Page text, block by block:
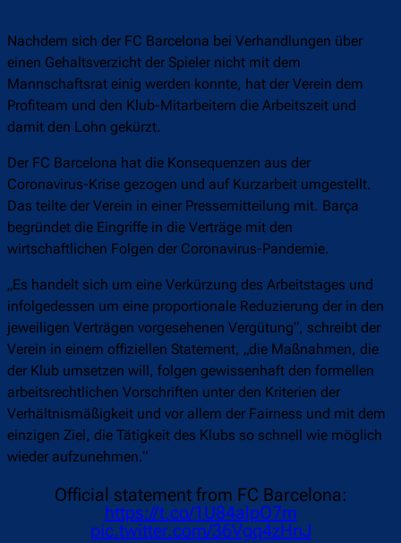
Nachdem sich der FC Barcelona bei Verhandlungen über
einen Gehaltsverzicht der Spieler nicht mit dem
Mannschaftsrat einig werden konnte, hat der Verein dem
Profiteam und den Klub-Mitarbeitern die Arbeitszeit und
damit den Lohn gekürzt.
Der FC Barcelona hat die Konsequenzen aus der
Coronavirus-Krise gezogen und auf Kurzarbeit umgestellt.
Das teilte der Verein in einer Pressemitteilung mit. Barça
begründet die Eingriffe in die Verträge mit den
wirtschaftlichen Folgen der Coronavirus-Pandemie.
„Es handelt sich um eine Verkürzung des Arbeitstages und
infolgedessen um eine proportionale Reduzierung der in den
jeweiligen Verträgen vorgesehenen Vergütung“, schreibt der
Verein in einem offiziellen Statement, „die Maßnahmen, die
der Klub umsetzen will, folgen gewissenhaft den formellen
arbeitsrechtlichen Vorschriften unter den Kriterien der
Verhältnismäßigkeit und vor allem der Fairness und mit dem
einzigen Ziel, die Tätigkeit des Klubs so schnell wie möglich
wieder aufzunehmen.“
Official statement from FC Barcelona:
https://t.co/1U84alpO7m
pic.twitter.com/36Vgq4zHnJ